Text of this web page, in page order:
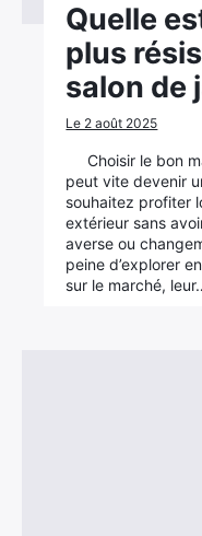
Quelle
plus
salon de
Le 2 août 2025
Choisir le bon
peut vite devenir
souhaitez profiter
extérieur sans
averse ou
peine d’explorer
sur le marché,